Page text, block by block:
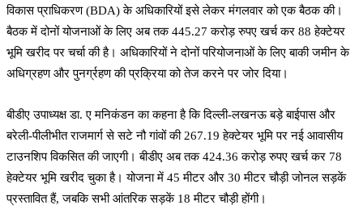
विकास प्राधिकरण (BDA) के अधिकारियों इसे लेकर मंगलवार को एक बैठक की।
बैठक में दोनों योजनाओं के लिए अब तक 445.27 करोड़ रुपए खर्च कर 88 हेक्टेयर
भूमि खरीद पर चर्चा की है। अधिकारियों ने दोनों परियोजनाओं के लिए बाकी जमीन के
अधिग्रहण और पुनर्ग्रहण की प्रक्रिया को तेज करने पर जोर दिया।
बीडीए उपाध्यक्ष डा. ए मनिकंडन का कहना है कि दिल्ली-लखनऊ बड़े बाईपास और
बरेली-पीलीभीत राजमार्ग से सटे नौ गांवों की 267.19 हेक्टेयर भूमि पर नई आवासीय
टाउनशिप विकसित की जाएगी। बीडीए अब तक 424.36 करोड़ रुपए खर्च कर 78
हेक्टेयर भूमि खरीद चुका है। योजना में 45 मीटर और 30 मीटर चौड़ी जोनल सड़कें
प्रस्तावित हैं, जबकि सभी आंतरिक सड़कें 18 मीटर चौड़ी होंगी।